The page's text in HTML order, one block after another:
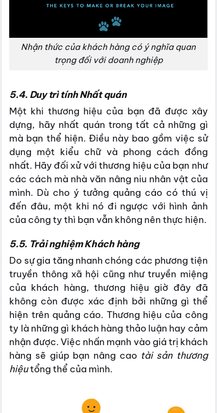
Nhận thức của khách hàng có ý nghĩa quan
trọng đối với doanh nghiệp
5.4. Duy trì tính Nhất quán
Một khi thương hiệu của bạn đã được xây
dựng, hãy nhất quán trong tất cả những gì
mà bạn thể hiện. Điều này bao gồm việc sử
dụng một kiểu chữ và phong cách đồng
nhất. Hãy đối xử với thương hiệu của bạn như
các cách mà nhà văn nâng niu nhân vật của
mình. Dù cho ý tưởng quảng cáo có thú vị
đến đâu, một khi nó đi ngược với hình ảnh
của công ty thì bạn vẫn không nên thực hiện.
5.5. Trải nghiệm Khách hàng
Do sự gia tăng nhanh chóng các phương tiện
truyền thông xã hội cũng như truyền miệng
của khách hàng, thương hiệu giờ đây đã
không còn được xác định bởi những gì thể
hiện trên quảng cáo. Thương hiệu của công
ty là những gì khách hàng thảo luận hay cảm
nhận được. Việc nhấn mạnh vào giá trị khách
hàng sẽ giúp bạn nâng cao tài sản thương
hiệutổng thể của mình.